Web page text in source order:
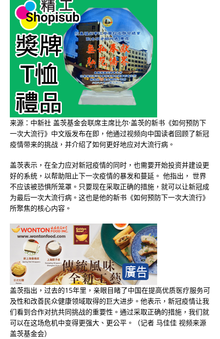
来源：中新社 盖茨基金会联席主席比尔·盖茨的新书《如何预防下
一次大流行》中文版发布在即，他通过视频向中国读者回顾了新冠
疫情带来的挑战，并介绍了如何更好地应对大流行病。
盖茨表示，在全力应对新冠疫情的同时，也需要开始投资并建设更
好的系统，以帮助阻止下一次疫情的暴发和蔓延。 他指出， 世界
不应该被恐惧所笼罩。只要现在采取正确的措施，就可以让新冠成
为最后一次大流行病。这也是他的新书《如何预防下一次大流行》
所聚焦的核心内容。
盖茨指出，过去的15年里，亲眼目睹了中国在提高优质医疗服务可
及性和改善民众健康领域取得的巨大进步。他表示，新冠疫情让我
们看到合作对抗共同挑战的重要性。通过采取正确的措施，我们就
可以在这场危机中变得更强大、更公平。（记者 马佳佳 视频来源
盖茨基金会）